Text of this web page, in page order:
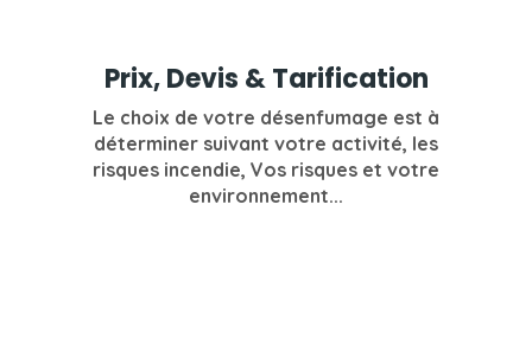
Prix, Devis & Tarification
Le choix de votre désenfumage est à
déterminer suivant votre activité, les
risques incendie, Vos risques et votre
environnement...